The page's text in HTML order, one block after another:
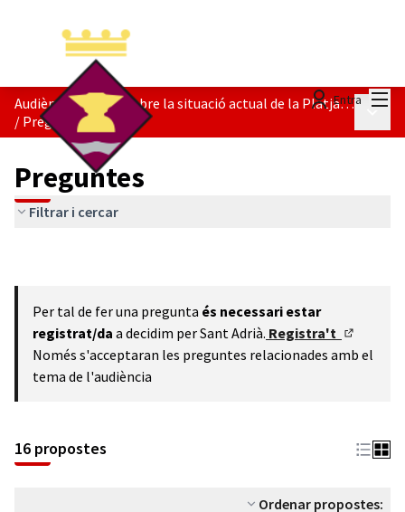
Entra
Audiència Pública sobre la situació actual de la Platja del Litoral
/ Preguntes
Preguntes
Filtrar i cercar
Per tal de fer una pregunta és necessari estar
registrat/da a decidim per Sant Adrià. Registra't
(Enllaç
Només s'acceptaran les preguntes relacionades amb el
tema de l'audiència
16 propostes
Ordenar propostes: